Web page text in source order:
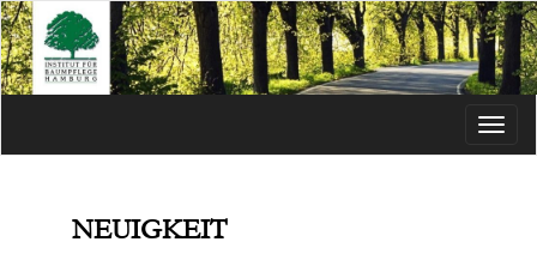
Menü
NEUIGKEIT